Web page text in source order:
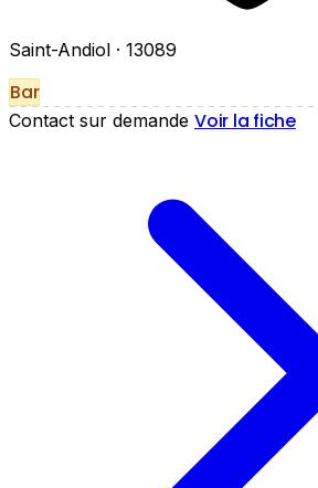
Saint-Andiol · 13089
Bar
Contact sur demande Voir la fiche